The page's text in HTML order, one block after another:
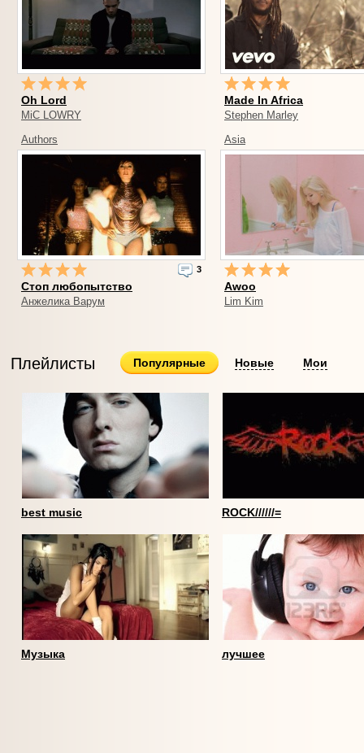
Oh Lord
MiC LOWRY
Made In Africa
Stephen Marley
Authors
3
Стоп любопытство
Анжелика Варум
Asia
Awoo
Lim Kim
Плейлисты Популярные Новые Мои
best music ROCK//////=
Mузыка лучшее